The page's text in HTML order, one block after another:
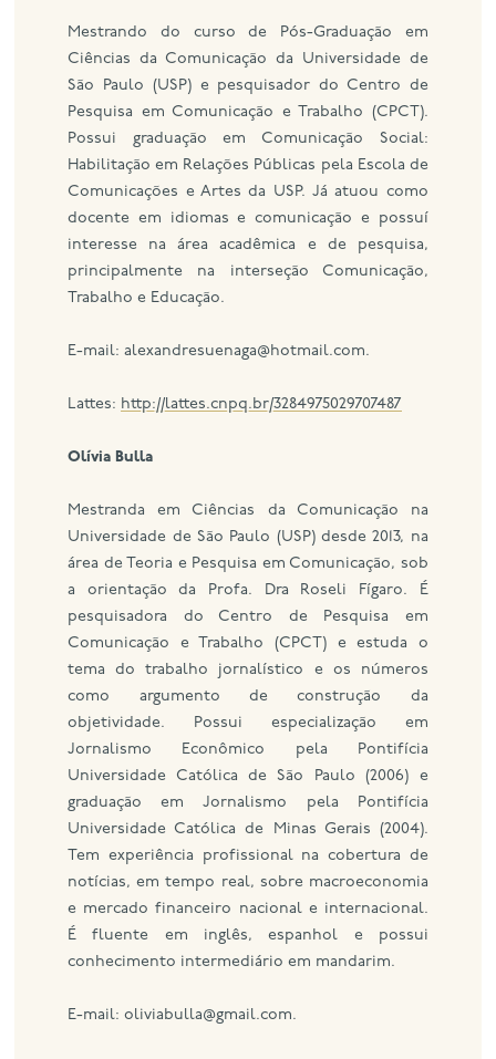
Mestrando do curso de Pós-Graduação em
Ciências da Comunicação da Universidade de
São Paulo (USP) e pesquisador do Centro de
Pesquisa em Comunicação e Trabalho (CPCT).
Possui graduação em Comunicação Social:
Habilitação em Relações Públicas pela Escola de
Comunicações e Artes da USP. Já atuou como
docente em idiomas e comunicação e possuí
interesse na área acadêmica e de pesquisa,
principalmente na interseção Comunicação,
Trabalho e Educação.
E-mail: alexandresuenaga@hotmail.com.
Lattes: http://lattes.cnpq.br/3284975029707487
Olívia Bulla
Mestranda em Ciências da Comunicação na
Universidade de São Paulo (USP) desde 2013, na
área de Teoria e Pesquisa em Comunicação, sob
a orientação da Profa. Dra Roseli Fígaro. É
pesquisadora do Centro de Pesquisa em
Comunicação e Trabalho (CPCT) e estuda o
tema do trabalho jornalístico e os números
como argumento de construção da
objetividade. Possui especialização em
Jornalismo Econômico pela Pontifícia
Universidade Católica de São Paulo (2006) e
graduação em Jornalismo pela Pontifícia
Universidade Católica de Minas Gerais (2004).
Tem experiência profissional na cobertura de
notícias, em tempo real, sobre macroeconomia
e mercado financeiro nacional e internacional.
É fluente em inglês, espanhol e possui
conhecimento intermediário em mandarim.
E-mail: oliviabulla@gmail.com.